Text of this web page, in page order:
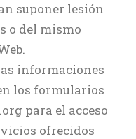
suponer lesión
o del mismo
informaciones
los formularios
para el acceso
ofrecidos